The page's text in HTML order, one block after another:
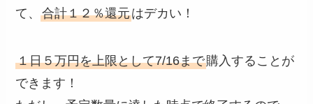
て、合計１２％還元はデカい！
１日５万円を上限として7/16まで購入することが
できます！